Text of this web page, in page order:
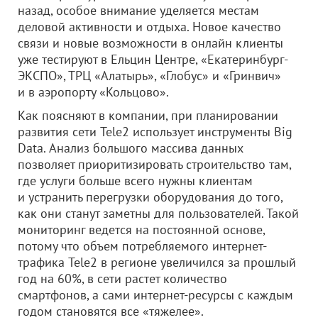
назад, особое внимание уделяется местам
деловой активности и отдыха. Новое качество
связи и новые возможности в онлайн клиенты
уже тестируют в Ельцин Центре, «Екатеринбург-
ЭКСПО», ТРЦ «Алатырь», «Глобус» и «Гринвич»
и в аэропорту «Кольцово».
Как поясняют в компании, при планировании
развития сети Tele2 использует инструменты Big
Data. Анализ большого массива данных
позволяет приоритизировать строительство там,
где услуги больше всего нужны клиентам
и устранить перегрузки оборудования до того,
как они станут заметны для пользователей. Такой
мониторинг ведется на постоянной основе,
потому что объем потребляемого интернет-
трафика Tele2 в регионе увеличился за прошлый
год на 60%, в сети растет количество
смартфонов, а сами интернет-ресурсы с каждым
годом становятся все «тяжелее».